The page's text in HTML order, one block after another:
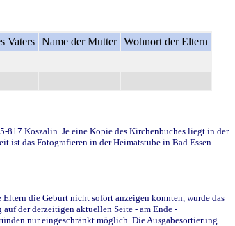
Vaters Name der Mutter Wohnort der Eltern
Koszalin. Je eine Kopie des Kirchenbuches liegt in der
ist das Fotografieren in der Heimatstube in Bad Essen
die Geburt nicht sofort anzeigen konnten, wurde das
der derzeitigen aktuellen Seite - am Ende -
nur eingeschränkt möglich. Die Ausgabesortierung